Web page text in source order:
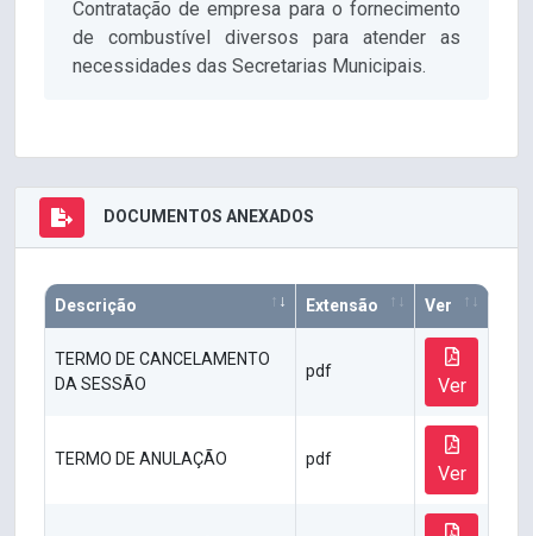
Contratação de empresa para o fornecimento
de combustível diversos para atender as
necessidades das Secretarias Municipais.
DOCUMENTOS ANEXADOS
Descrição Extensão Ver
TERMO DE CANCELAMENTO
DA SESSÃO
pdf
Ver
TERMO DE ANULAÇÃO pdf
Ver